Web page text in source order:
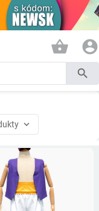
shopping_basket account_circle
search
keyboard_arrow_down